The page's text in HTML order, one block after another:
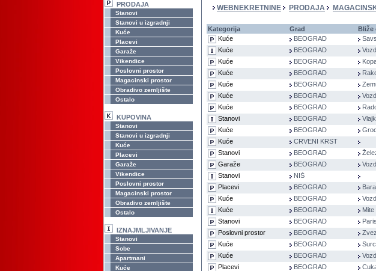
PRODAJA
Stanovi
Stanovi u izgradnji
Kuće
Placevi
Garaže
Vikendice
Poslovni prostor
Magacinski prostor
Obradivo zemljište
Ostalo
KUPOVINA
Stanovi
Stanovi u izgradnji
Kuće
Placevi
Garaže
Vikendice
Poslovni prostor
Magacinski prostor
Obradivo zemljište
Ostalo
IZNAJMLJIVANJE
Stanovi
Sobe
Apartmani
Kuće
WEBNEKRETNINE PRODAJA
Kategorija Grad Bliže
Kuće
BEOGRAD
Kuće
BEOGRAD
Kuće
BEOGRAD
Kuće
BEOGRAD
Kuće
BEOGRAD
Kuće
BEOGRAD
Kuće
BEOGRAD
Stanovi
BEOGRAD
Kuće
BEOGRAD
Kuće
CRVENI KRST
Stanovi
BEOGRAD
Garaže
BEOGRAD
Stanovi
NIŠ
Placevi
BEOGRAD
Kuće
BEOGRAD
Kuće
BEOGRAD
Stanovi
BEOGRAD
Poslovni prostor
BEOGRAD
Kuće
BEOGRAD
Kuće
BEOGRAD
Placevi
BEOGRAD